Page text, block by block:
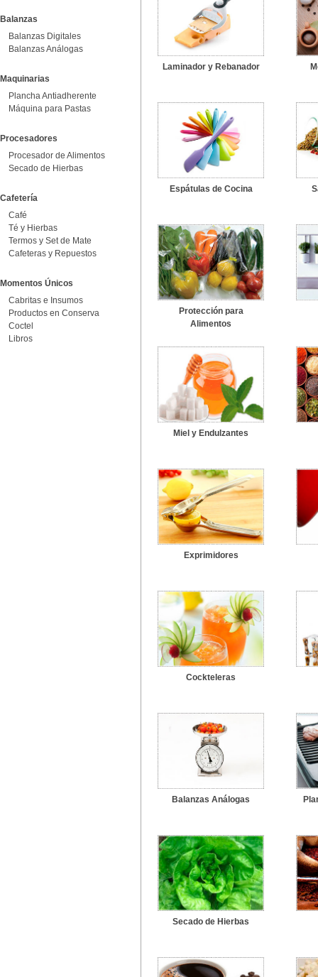
Balanzas
Balanzas Digitales
Balanzas Análogas
Maquinarias
Plancha Antiadherente
Máquina para Pastas
Procesadores
Procesador de Alimentos
Secado de Hierbas
Cafetería
Café
Té y Hierbas
Termos y Set de Mate
Cafeteras y Repuestos
Momentos Únicos
Cabritas e Insumos
Productos en Conserva
Coctel
Libros
Laminador y Rebanador
Espátulas de Cocina
Protección para
Alimentos
Miel y Endulzantes
Exprimidores
Cockteleras
Balanzas Análogas
Secado de Hierbas